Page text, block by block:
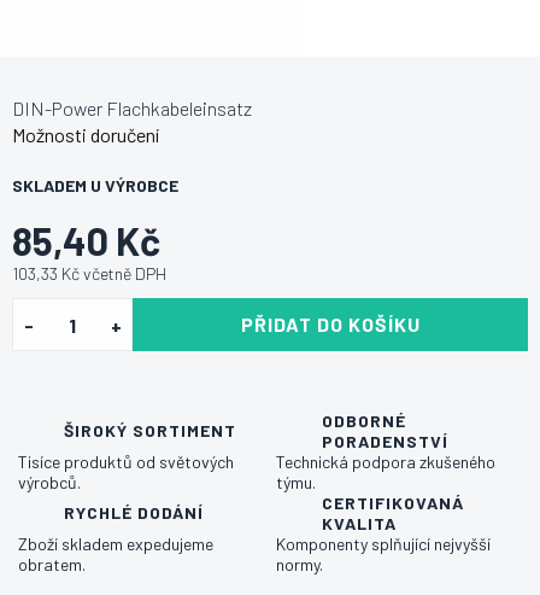
85,40 Kč
103,33 Kč včetně DPH
SKLADEM U VÝROBCE
Možnosti doručení
PŘIDAT DO KOŠÍKU
DIN-Power Flachkabeleinsatz
ŠIROKÝ SORTIMENT
Tisíce produktů od světových
výrobců.
ODBORNÉ
PORADENSTVÍ
Technická podpora zkušeného
týmu.
RYCHLÉ DODÁNÍ
Zboží skladem expedujeme
obratem.
CERTIFIKOVANÁ
KVALITA
Komponenty splňující nejvyšší
normy.